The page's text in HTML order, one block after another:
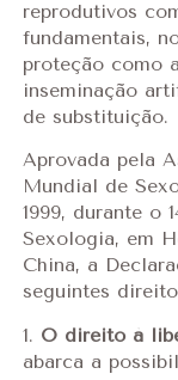
reprodutivos
fundamentais,
proteção como
inseminação
de substituição.
Aprovada pela
Mundial de
1999, durante o
Sexologia, em
China, a
seguintes
1. O direito à
abarca a